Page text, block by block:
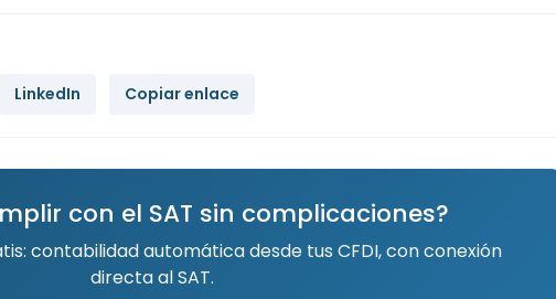
LinkedIn Copiar enlace
con el SAT sin complicaciones?
contabilidad automática desde tus CFDI, con conexión
directa al SAT.